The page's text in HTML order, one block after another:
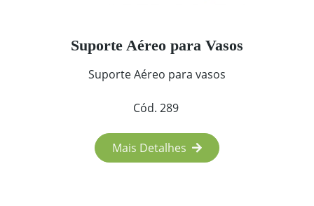
Suporte Aéreo para Vasos
Suporte Aéreo para vasos
Cód. 289
Mais Detalhes